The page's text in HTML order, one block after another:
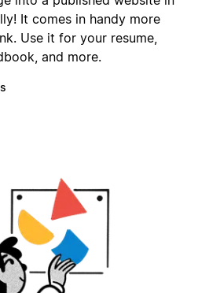
It comes in handy more
Use it for your resume,
and more.